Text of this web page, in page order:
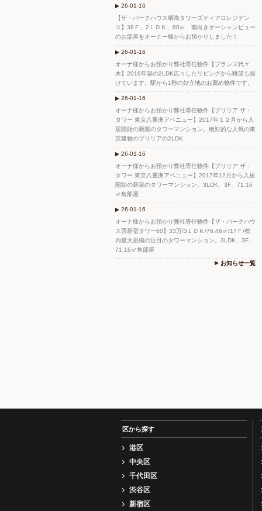
26-01-16
【ザ・パークハウス晴海タワーズティアロレジデン
ス】38Ｆ、2ＬＤＫ、60㎡ 南向きオーシャンビュー
のお部屋をオーナー様からお預かりしました！
26-01-16
オーナ様からお預かり弊社専任物件【ブランズ代々
木】2016年築の2LDK広々したリビングから眺望も抜
けています。駅から1秒の好立地のお薦め物件です。
26-01-16
オーナ様からお預かり弊社専任物件【ブリリア ザ・
タワー 東京八重洲アベニュー】2017年１２月から入
居開始の新築のタワーマンション。絶対的な人気の東
京建物のブリリアの2LDK
26-01-16
オーナ様からお預かり弊社専任物件【ブリリア ザ・
タワー 東京八重洲アベニュー】2017年12月から入居
開始の新築のタワーマンション。3LDK、3F、71.16
㎡角部屋
26-01-16
オーナ様からお預かり弊社専任物件【ザ・パークハウ
ス西新宿タワー60】33万/3ＬＤＫ/76.46㎡/17Ｆ/都
内最大規模の注目のタワーマンション。3LDK、3F、
71.16㎡角部屋
お知らせ一覧
区から探す
港区
中央区
千代田区
渋谷区
新宿区